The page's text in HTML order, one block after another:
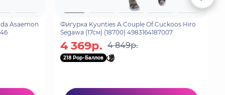
Asaemon
Фигурка Kyunties A Couple Of Cuckoos Hiro
Segawa (17см) (18700) 4983164187007
4 369р. 4 849р.
218 Pop-Баллов